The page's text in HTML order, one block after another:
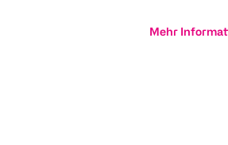
Mehr